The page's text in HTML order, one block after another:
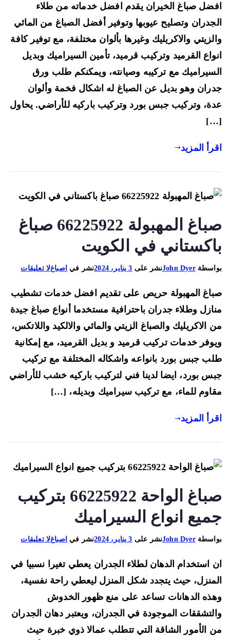
66225922
صباغ
الخيران
صباغ الخيران يقدم افضل خدماته من طلاء
وتصليح عيوبها وتوفير أفضل الصباغ من المائي
والاكريليك وغيرها بألوان مختلفة، مع توفير كافة
القرميد وتركيب قرميد، تأمين السيراميك وبديل
مع تركيبه وصيانته، ويمكنكم طلب ورق
وهو بديل عن الصباغ له اشكال فخمة وألوان
وتركيب جبس بورد وتركيب باركيه للأراضي. يحاول
المزيد
صباغ المهبولة 66225922 صباغ
في الكويت
John Dyerنشر على3 يناير، 2024 نشر في اصباغلا تعليقاتعلى
المهبولة
66225922
باكستاني
في
الكويت
المهبولة حريص على تقديم افضل خدمات تشطيب
وطلاء جدران باحترافية مستخدما أنواع صباغ جيدة
الاكريليك والصباغ الزيتي والمائي والالكيد واللاتكس،
خدمات تركيب قرميد و بديل القرميد، مع إمكانية
جبس بورد بانواعه واشكاله المختلفة مع تركيب
بورد، ايضا لدينا فني لتركيب باركيه خشب للأراضي
للماء، مع تركيب سيراميك وبديله، […]
المزيد
صباغ الواحة 66225922 بتركيب
انواع السيراميك
John Dyerنشر على3 يناير، 2024 نشر في اصباغلا تعليقاتعلى
الواحة
66225922
انواع
السيراميك
استخدام الدهان لطلاء الجدران يعطي تغيرا نسبيا في
حيث يتجدد شكل المنزل ليعطي راحة نفسية،
الدهانات تساعد على منع ظهور الخدوش
الموجودة في الجدران، ويعتبر دهان الجدران
الأمور الشاقة التي تتطلب عمالا ذوي خبرة حيث